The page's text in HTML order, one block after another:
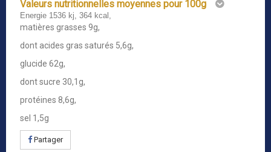
Valeurs nutritionnelles moyennes pour 100g
Energie 1536 kj, 364 kcal,
matières grasses 9g,
dont acides gras saturés 5,6g,
glucide 62g,
dont sucre 30,1g,
protéines 8,6g,
sel 1,5g
Partager